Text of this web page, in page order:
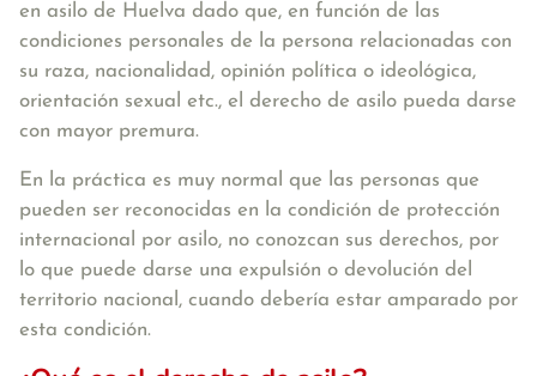
en asilo de Huelva dado que, en función de las
condiciones personales de la persona relacionadas con
su raza, nacionalidad, opinión política o ideológica,
orientación sexual etc., el derecho de asilo pueda darse
con mayor premura.
En la práctica es muy normal que las personas que
pueden ser reconocidas en la condición de protección
internacional por asilo, no conozcan sus derechos, por
lo que puede darse una expulsión o devolución del
territorio nacional, cuando debería estar amparado por
esta condición.